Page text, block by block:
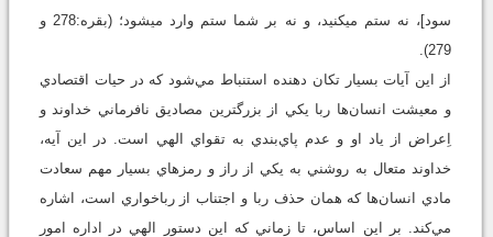
سود]، نه ستم مي‏كنيد، و نه بر شما ستم وارد مي‏شود؛ (بقره:278 و
279).
از اين آيات بسيار تكان دهنده استنباط مي‌شود كه در حيات اقتصادي
و معيشت انسان‌ها ربا يكي از بزرگترين مصاديق نافرماني خداوند و
اِعراض از ياد او و عدم پاي‌بندي به تقواي الهي است. در اين آيه،
خداوند متعال به روشني به يكي از راز و رمزهاي بسيار مهم سعادت
مادي انسان‌ها كه همان حذف ربا و اجتناب از رباخواري است، اشاره
مي‌كند. بر اين اساس، تا زماني كه اين دستور الهي در اداره امور